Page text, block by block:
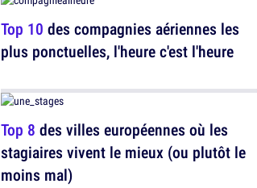
Top 10 des compagnies aériennes les
plus ponctuelles, l'heure c'est l'heure
Top 8 des villes européennes où les
stagiaires vivent le mieux (ou plutôt le
moins mal)